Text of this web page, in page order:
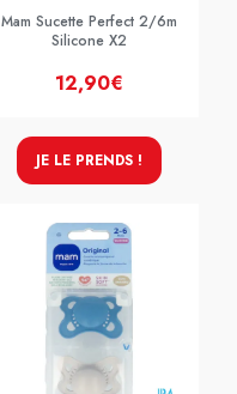
Mam Sucette Perfect 2/6m
Silicone X2
12,90€
JE LE PRENDS !